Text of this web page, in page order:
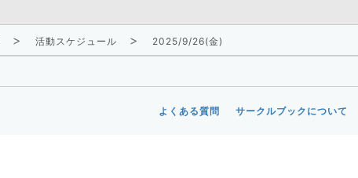
活動スケジュール 2025/9/26(金)
よくある質問 サークルブックについて